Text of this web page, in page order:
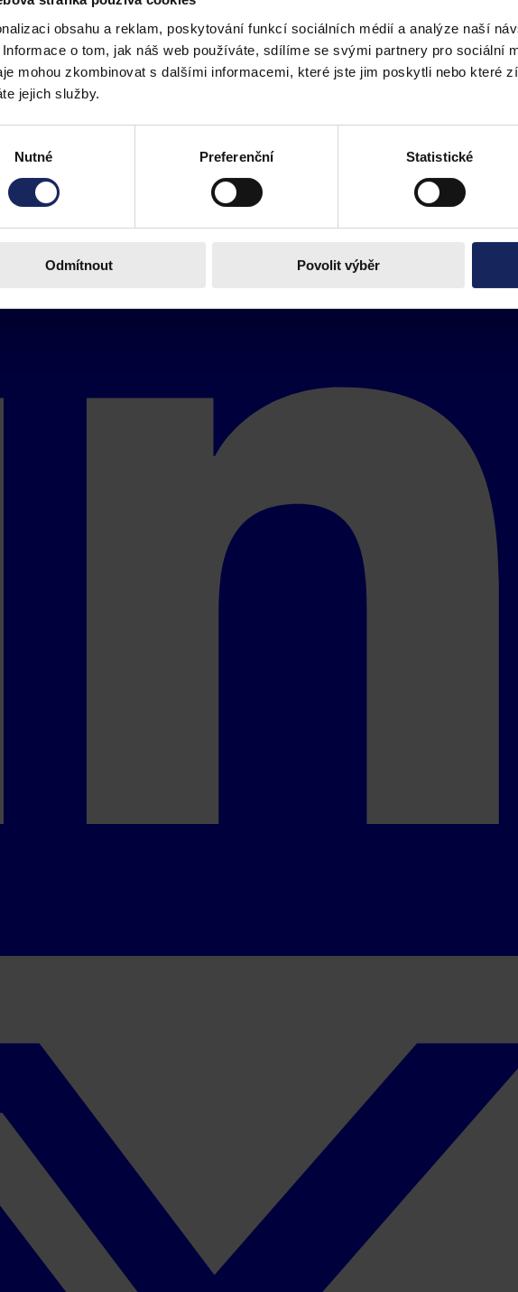
obsahu a reklam, poskytování funkcí sociálních médií a analýze naší
o tom, jak náš web používáte, sdílíme se svými partnery pro sociální
mohou zkombinovat s dalšími informacemi, které jste jim poskytli nebo které
jejich služby.
Nutné Preferenční Statistické
Odmítnout Povolit výběr